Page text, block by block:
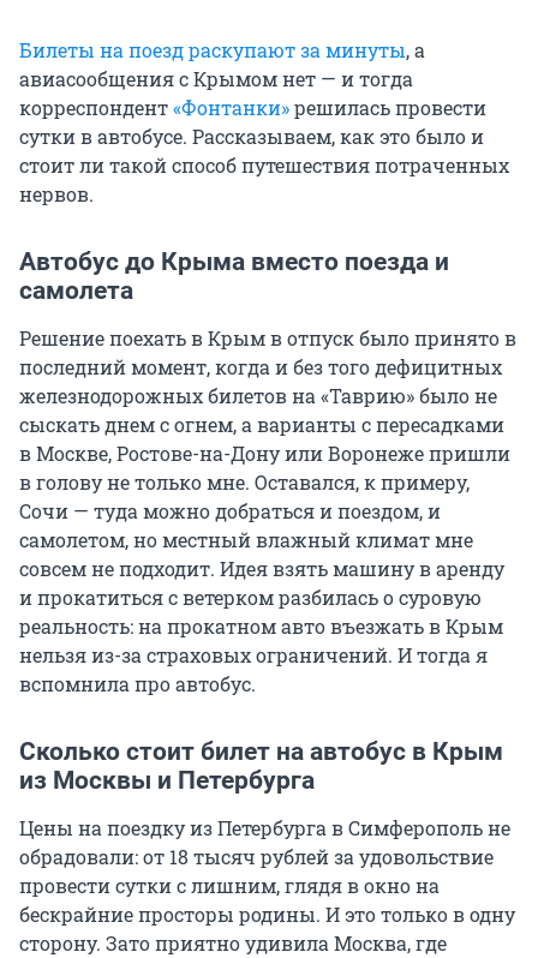
Билеты на поезд раскупают за минуты, а
авиасообщения с Крымом нет — и тогда
корреспондент«Фонтанки»решилась провести
сутки в автобусе. Рассказываем, как это было и
стоит ли такой способ путешествия потраченных
нервов.
Автобус до Крыма вместо поезда и
самолета
Решение поехать в Крым в отпуск было принято в
последний момент, когда и без того дефицитных
железнодорожных билетов на «Таврию» было не
сыскать днем с огнем, а варианты с пересадками
в Москве, Ростове-на-Дону или Воронеже пришли
в голову не только мне. Оставался, к примеру,
Сочи — туда можно добраться и поездом, и
самолетом, но местный влажный климат мне
совсем не подходит. Идея взять машину в аренду
и прокатиться с ветерком разбилась о суровую
реальность: на прокатном авто въезжать в Крым
нельзя из-за страховых ограничений. И тогда я
вспомнила про автобус.
Сколько стоит билет на автобус в Крым
из Москвы и Петербурга
Цены на поездку из Петербурга в Симферополь не
обрадовали: от 18 тысяч рублей за удовольствие
провести сутки с лишним, глядя в окно на
бескрайние просторы родины. И это только в одну
сторону. Зато приятно удивила Москва, где